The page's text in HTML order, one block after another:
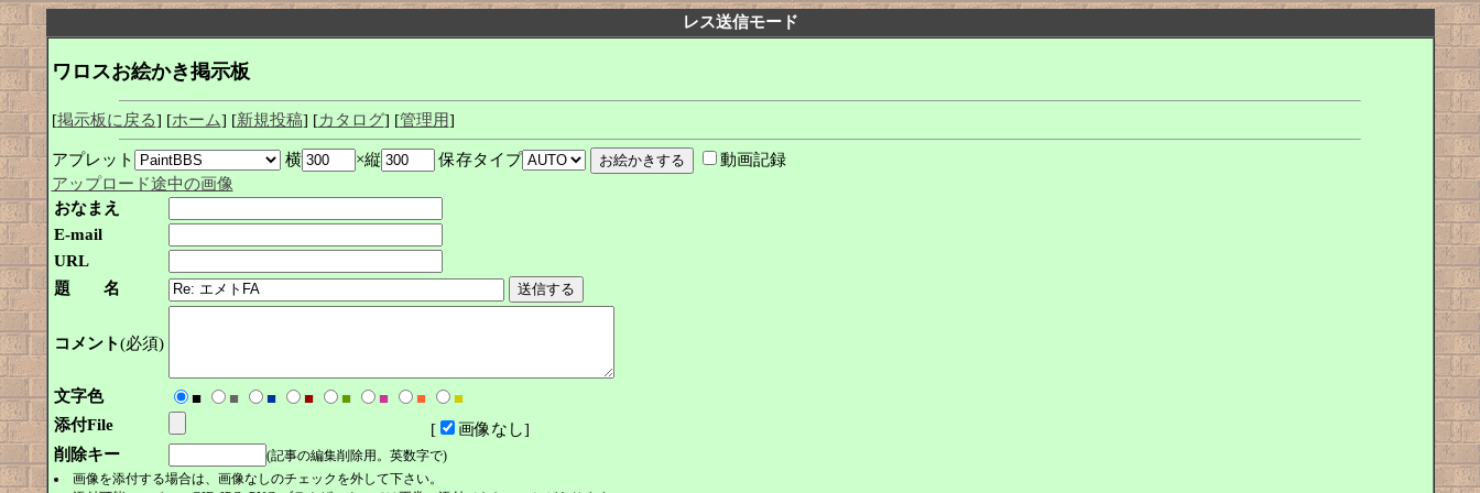
レス送信モード
ワロスお絵かき掲示板
[掲示板に戻る] [ホーム] [新規投稿] [カタログ] [管理用]
アプレット 横 ×縦 保存タイプ
動画記録
アップロード途中の画像
おなまえ
E-mail
URL
題 名
コメント(必須)
文字色 ■ ■ ■ ■ ■ ■ ■
■
添付File
[ 画像なし]
削除キー
(記事の編集削除用。英数字で)
画像を添付する場合は、画像なしのチェックを外して下さい。